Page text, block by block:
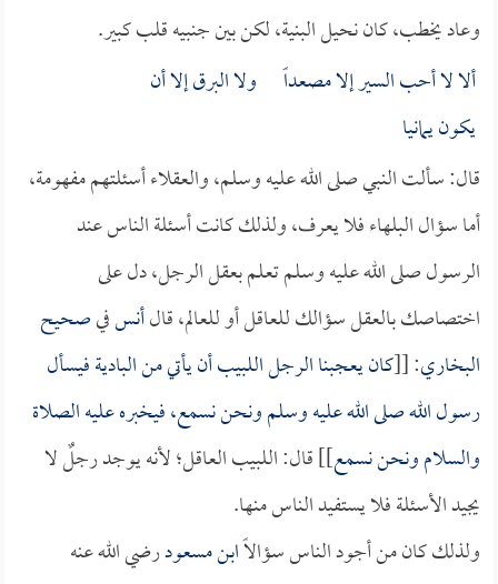
وعاد يخطب، كان نحيل البنية، لكن بين جنبيه قلب كبير.
ألا لا أحب السير إلا مصعداً ولا البرق إلا أن
يكون يمانيا
قال: سألت النبي صلى الله عليه وسلم، والعقلاء أسئلتهم مفهومة،
أما سؤال البلهاء فلا يعرف، ولذلك كانت أسئلة الناس عند
الرسول صلى الله عليه وسلم تعلم بعقل الرجل، دل على
اختصاصك بالعقل سؤالك للعاقل أو للعالم، قالأنسفيصحيح
البخاري: [[كان يعجبنا الرجل اللبيب أن يأتي من البادية فيسأل
رسول الله صلى الله عليه وسلم ونحن نسمع، فيخبره عليه الصلاة
والسلام ونحن نسمع]] قال: اللبيب العاقل؛ لأنه يوجد رجلٌ لا
يجيد الأسئلة فلا يستفيد الناس منها.
ولذلك كان من أجود الناس سؤالاًابن مسعودرضي الله عنه